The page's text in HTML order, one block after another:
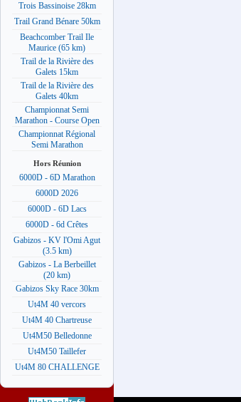
Trois Bassinoise 28km
Trail Grand Bénare 50km
Beachcomber Trail Ile
Maurice (65 km)
Trail de la Rivière des
Galets 15km
Trail de la Rivière des
Galets 40km
Championnat Semi
Marathon - Course Open
Championnat Régional
Semi Marathon
Hors Réunion
6000D - 6D Marathon
6000D 2026
6000D - 6D Lacs
6000D - 6d Crêtes
Gabizos - KV l'Omi Agut
(3.5 km)
Gabizos - La Berbeillet
(20 km)
Gabizos Sky Race 30km
Ut4M 40 vercors
Ut4M 40 Chartreuse
Ut4M50 Belledonne
Ut4M50 Taillefer
Ut4M 80 CHALLENGE